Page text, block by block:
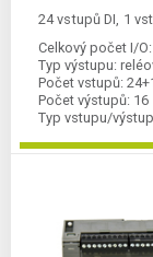
24 vstupů DI, 1
Celkový počet I/O:
Typ výstupu:
Počet vstupů:
Počet výstupů: 16
Typ vstupu/
Kategorie: FC6A-